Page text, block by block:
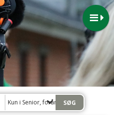
Kun i Senior, forår 2015